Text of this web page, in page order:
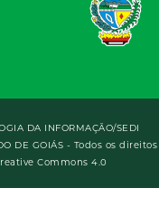
DA INFORMAÇÃO/SEDI
DE GOIÁS - Todos os direitos
Commons 4.0